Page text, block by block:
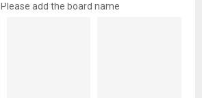
add the board name